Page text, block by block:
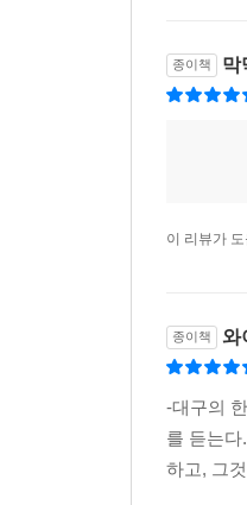
이소호 『나
오한기 『나
정해연 『모델
정이담 『환생
문지혁 『크
김목인 『마
전건우 『앙심
종이책 막
이 리뷰가
종이책 와
-대구의
를 듣는
하고, 그